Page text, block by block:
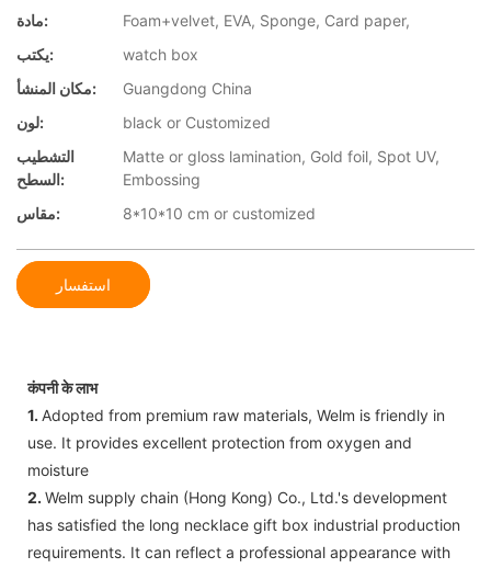
مادة:
Foam+velvet, EVA, Sponge, Card paper,
يكتب:
watch box
مكان المنشأ:
Guangdong China
لون:
black or Customized
التشطيب
السطح:
Matte or gloss lamination, Gold foil, Spot UV,
Embossing
مقاس:
8*10*10 cm or customized
استفسار
कंपनी के लाभ
1. Adopted from premium raw materials, Welm is friendly in
use. It provides excellent protection from oxygen and
moisture
2. Welm supply chain (Hong Kong) Co., Ltd.'s development
has satisfied the long necklace gift box industrial production
requirements. It can reflect a professional appearance with